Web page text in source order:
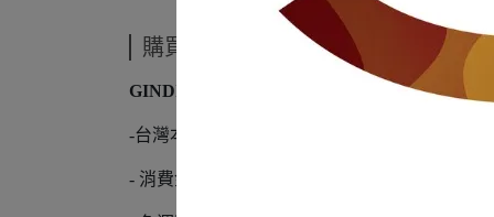
購買須知
GINDIING 訂單運費計算方式
-台灣本島：單筆消費訂購金額未滿5000元運
- 消費金額未滿3000即會需要支付運費（此金